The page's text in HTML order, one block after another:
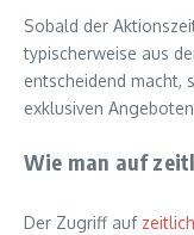
Sobald der
typischerweise aus
entscheidend macht,
exklusiven
Wie man auf
Der Zugriff auf